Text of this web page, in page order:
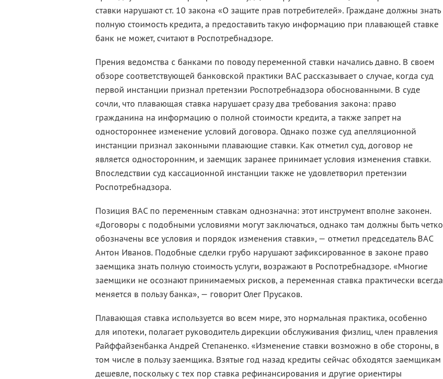
ставки нарушают ст. 10 закона «О защите прав потребителей». Граждане должны знать
полную стоимость кредита, а предоставить такую информацию при плавающей ставке
банк не может, считают в Роспотребнадзоре.
Прения ведомства с банками по поводу переменной ставки начались давно. В своем
обзоре соответствующей банковской практики ВАС рассказывает о случае, когда суд
первой инстанции признал претензии Роспотребнадзора обоснованными. В суде
сочли, что плавающая ставка нарушает сразу два требования закона: право
гражданина на информацию о полной стоимости кредита, а также запрет на
одностороннее изменение условий договора. Однако позже суд апелляционной
инстанции признал законными плавающие ставки. Как отметил суд, договор не
является односторонним, и заемщик заранее принимает условия изменения ставки.
Впоследствии суд кассационной инстанции также не удовлетворил претензии
Роспотребнадзора.
Позиция ВАС по переменным ставкам однозначна: этот инструмент вполне законен.
«Договоры с подобными условиями могут заключаться, однако там должны быть четко
обозначены все условия и порядок изменения ставки», — отметил председатель ВАС
Антон Иванов. Подобные сделки грубо нарушают зафиксированное в законе право
заемщика знать полную стоимость услуги, возражают в Роспотребнадзоре. «Многие
заемщики не осознают принимаемых рисков, а переменная ставка практически всегда
меняется в пользу банка», — говорит Олег Прусаков.
Плавающая ставка используется во всем мире, это нормальная практика, особенно
для ипотеки, полагает руководитель дирекции обслуживания физлиц, член правления
Райффайзенбанка Андрей Степа­ненко. «Изменение ставки возможно в обе стороны, в
том числе в пользу заемщика. Взятые год назад кредиты сейчас обходятся заемщикам
дешевле, поскольку с тех пор ставка рефинансирования и другие ориентиры